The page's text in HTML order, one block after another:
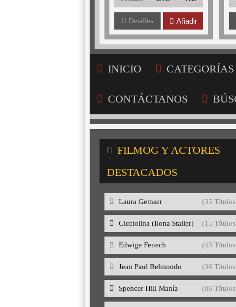
Detalles Añadir
INICIO CATEGORÍAS
CONTÁCTANOS
FILMOG Y ACTORES
DESTACADOS
Laura Gemser (35
Cicciolina (Ilona Staller) (15
Edwige Fenech (43
Jean Paul Belmondo (36
Spencer Hill Manía (86